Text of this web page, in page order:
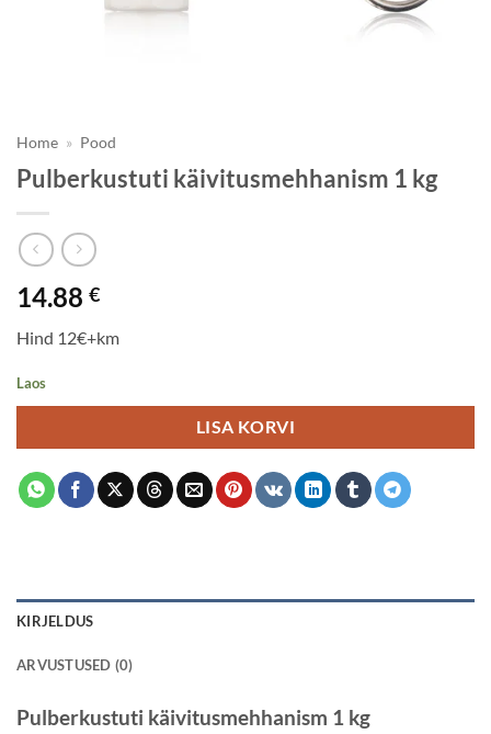
Home » Pood
Pulberkustuti käivitusmehhanism 1 kg
14.88 €
Hind 12€+km
Laos
LISA KORVI
KIRJELDUS
ARVUSTUSED (0)
Pulberkustuti käivitusmehhanism 1 kg